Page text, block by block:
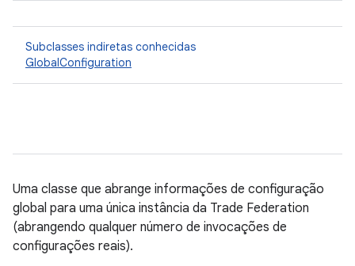
Subclasses indiretas conhecidas
GlobalConfiguration
Uma classe que abrange informações de configuração
global para uma única instância da Trade Federation
(abrangendo qualquer número de invocações de
configurações reais).